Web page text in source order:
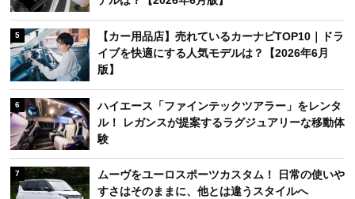
5
【カー用品店】売れているカーナビTOP10｜ドラ
イブを快適にする人気モデルは？【2026年6月
版】
6
ハイエース「ファインテックツアラー」をレンタ
ル！ レガンスが提案するラグジュアリーな移動体
験
7
ムーヴをユーロスポーツカスタム！ 日常の使いや
すさはそのままに、他とは違うスタイルへ